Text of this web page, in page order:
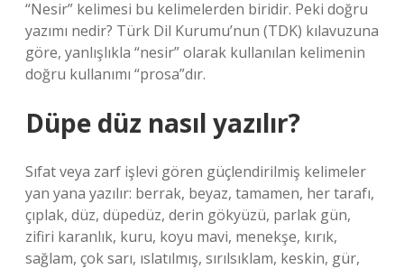
“Nesir” kelimesi bu kelimelerden biridir. Peki doğru
yazımı nedir? Türk Dil Kurumu’nun (TDK) kılavuzuna
göre, yanlışlıkla “nesir” olarak kullanılan kelimenin
doğru kullanımı “prosa”dır.
Düpe düz nasıl yazılır?
Sıfat veya zarf işlevi gören güçlendirilmiş kelimeler
yan yana yazılır: berrak, beyaz, tamamen, her tarafı,
çıplak, düz, düpedüz, derin gökyüzü, parlak gün,
zifiri karanlık, kuru, koyu mavi, menekşe, kırık,
sağlam, çok sarı, ıslatılmış, sırılsıklam, keskin, gür,